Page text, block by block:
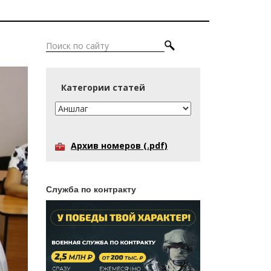
Категории статей
Архив номеров (.pdf)
Служба по контракту